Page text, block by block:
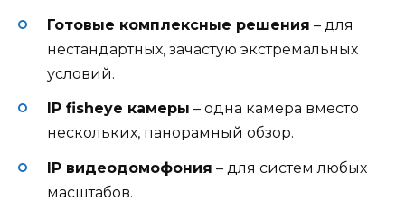
Готовые комплексные решения – для
нестандартных, зачастую экстремальных
условий.
IP fisheye камеры – одна камера вместо
нескольких, панорамный обзор.
IP видеодомофония – для систем любых
масштабов.